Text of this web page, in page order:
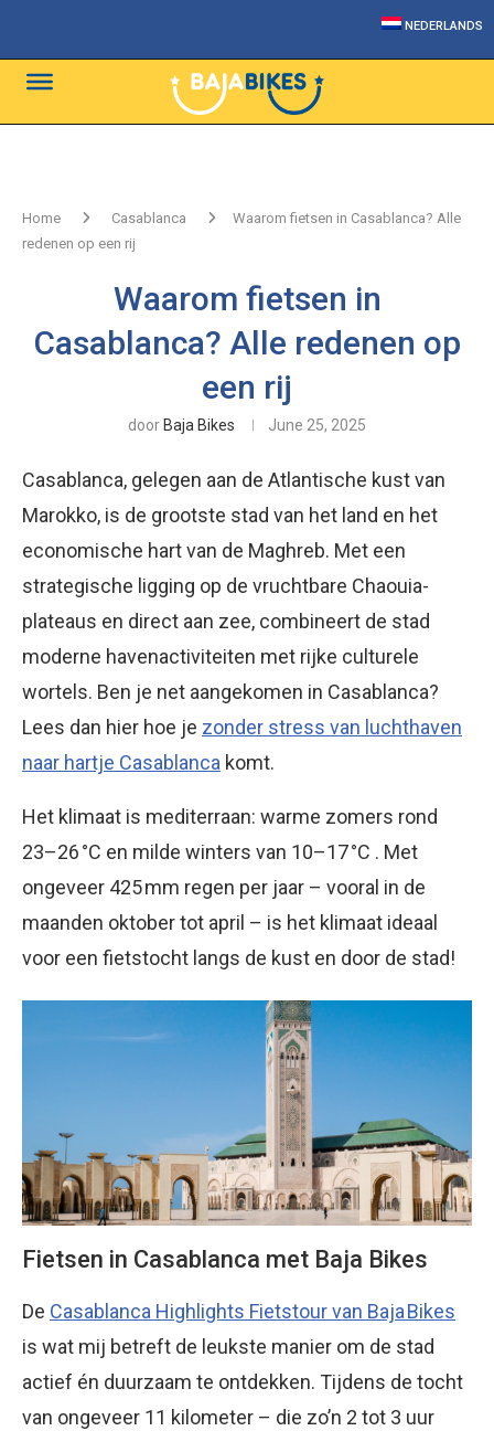
NEDERLANDS
Home Casablanca
Waarom fietsen in Casablanca? Alle
redenen op een rij
Waarom fietsen in
Casablanca? Alle redenen op
een rij
door Baja Bikes June 25, 2025
Casablanca, gelegen aan de Atlantische kust van
Marokko, is de grootste stad van het land en het
economische hart van de Maghreb. Met een
strategische ligging op de vruchtbare Chaouia-
plateaus en direct aan zee, combineert de stad
moderne havenactiviteiten met rijke culturele
wortels. Ben je net aangekomen in Casablanca?
Lees dan hier hoe je zonder stress van luchthaven
naar hartje Casablanca komt.
Het klimaat is mediterraan: warme zomers rond
23–26 °C en milde winters van 10–17 °C . Met
ongeveer 425 mm regen per jaar – vooral in de
maanden oktober tot april – is het klimaat ideaal
voor een fietstocht langs de kust en door de stad!
Fietsen in Casablanca met Baja Bikes
De Casablanca Highlights Fietstour van Baja Bikes
is wat mij betreft de leukste manier om de stad
actief én duurzaam te ontdekken. Tijdens de tocht
van ongeveer 11 kilometer – die zo’n 2 tot 3 uur